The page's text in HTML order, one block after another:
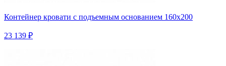
Контейнер кровати с подъемным основанием 160х200
23 139 ₽